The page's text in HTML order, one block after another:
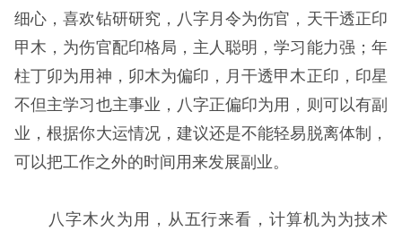
细心，喜欢钻研研究，八字月令为伤官，天干透正印
甲木，为伤官配印格局，主人聪明，学习能力强；年
柱丁卯为用神，卯木为偏印，月干透甲木正印，印星
不但主学习也主事业，八字正偏印为用，则可以有副
业，根据你大运情况，建议还是不能轻易脱离体制，
可以把工作之外的时间用来发展副业。
八字木火为用，从五行来看，计算机为为技术